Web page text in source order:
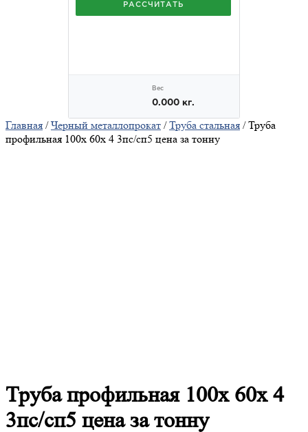
Главная /Черный металлопрокат /Труба стальная / Труба
профильная 100х 60х 4 3пс/сп5 цена за тонну
Трубапрофильная 100х 60х 4
3пс/сп5 цена за тонну